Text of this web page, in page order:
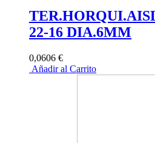
22-16 DIA.6MM
0,0606 €
Añadir al Carrito